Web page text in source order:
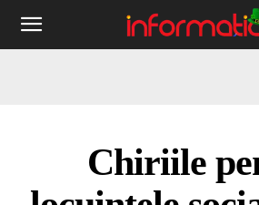
Informația
Chiriile